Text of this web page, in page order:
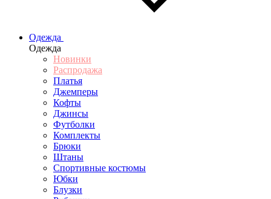
Одежда
Одежда
Новинки
Распродажа
Платья
Джемперы
Кофты
Джинсы
Футболки
Комплекты
Брюки
Штаны
Спортивные костюмы
Юбки
Блузки